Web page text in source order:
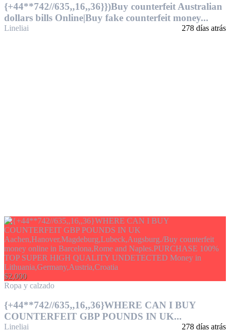
{+44**742//635,,16,,36}})Buy counterfeit Australian
dollars bills Online|Buy fake counterfeit money...
Lineliai 278 días atrás
$2,000
Ropa y calzado
{+44**742//635,,16,,36}WHERE CAN I BUY
COUNTERFEIT GBP POUNDS IN UK...
Lineliai 278 días atrás